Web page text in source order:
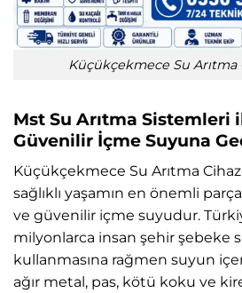
Küçükçekmece Su Arıtma
Mst Su Arıtma Sistemleri
Güvenilir İçme Suyuna
Küçükçekmece Su Arıtma
sağlıklı yaşamın en önemli
ve güvenilir içme suyudur.
milyonlarca insan şehir şebeke
kullanmasına rağmen suyun
ağır metal, pas, kötü koku ve